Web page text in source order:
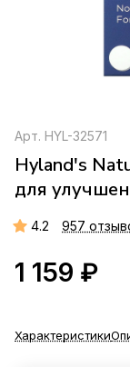
Арт. HYL-32571
Hyland's
для
4.2 957
1 159 ₽
Характеристики